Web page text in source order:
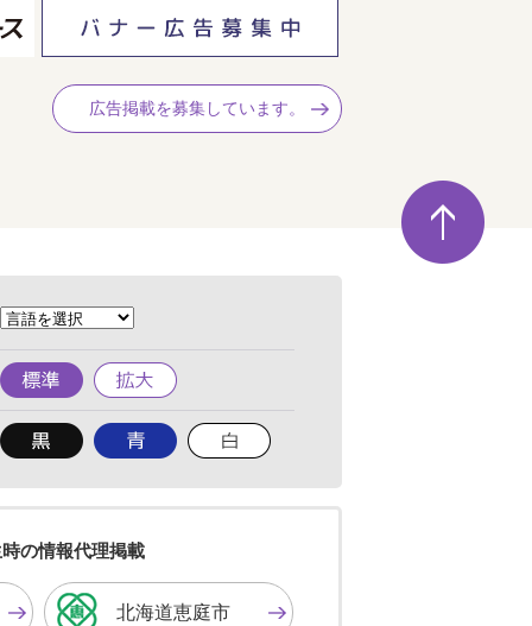
広告掲載を募集しています。
ペ
ー
ジ
の
標
準
拡
大
背
景
色
す
る
背
景
色
る
背
景
る
の情報代理掲載
北海道恵庭市